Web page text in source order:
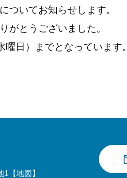
ついてお知らせします。
がとうございました。
日）までとなっています。
1 【地図】